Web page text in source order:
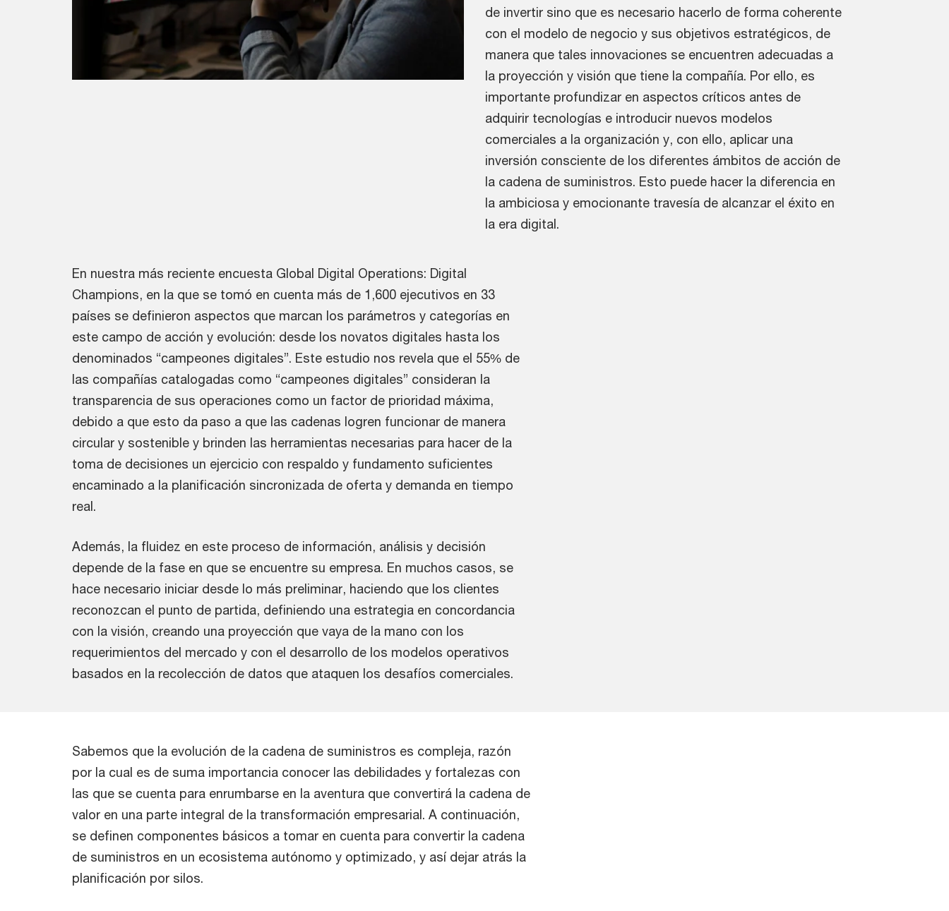
de invertir sino que es necesario hacerlo de forma coherente
con el modelo de negocio y sus objetivos estratégicos, de
manera que tales innovaciones se encuentren adecuadas a
la proyección y visión que tiene la compañía. Por ello, es
importante profundizar en aspectos críticos antes de
adquirir tecnologías e introducir nuevos modelos
comerciales a la organización y, con ello, aplicar una
inversión consciente de los diferentes ámbitos de acción de
la cadena de suministros. Esto puede hacer la diferencia en
la ambiciosa y emocionante travesía de alcanzar el éxito en
la era digital.
En nuestra más reciente encuesta Global Digital Operations: Digital
Champions, en la que se tomó en cuenta más de 1,600 ejecutivos en 33
países se definieron aspectos que marcan los parámetros y categorías en
este campo de acción y evolución: desde los novatos digitales hasta los
denominados “campeones digitales”. Este estudio nos revela que el 55% de
las compañías catalogadas como “campeones digitales” consideran la
transparencia de sus operaciones como un factor de prioridad máxima,
debido a que esto da paso a que las cadenas logren funcionar de manera
circular y sostenible y brinden las herramientas necesarias para hacer de la
toma de decisiones un ejercicio con respaldo y fundamento suficientes
encaminado a la planificación sincronizada de oferta y demanda en tiempo
real.
Además, la fluidez en este proceso de información, análisis y decisión
depende de la fase en que se encuentre su empresa. En muchos casos, se
hace necesario iniciar desde lo más preliminar, haciendo que los clientes
reconozcan el punto de partida, definiendo una estrategia en concordancia
con la visión, creando una proyección que vaya de la mano con los
requerimientos del mercado y con el desarrollo de los modelos operativos
basados en la recolección de datos que ataquen los desafíos comerciales.
Sabemos que la evolución de la cadena de suministros es compleja, razón
por la cual es de suma importancia conocer las debilidades y fortalezas con
las que se cuenta para enrumbarse en la aventura que convertirá la cadena de
valor en una parte integral de la transformación empresarial. A continuación,
se definen componentes básicos a tomar en cuenta para convertir la cadena
de suministros en un ecosistema autónomo y optimizado, y así dejar atrás la
planificación por silos.